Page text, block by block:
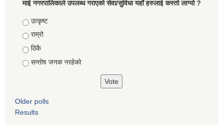
माई नगरपालिकाले उपलब्ध गराएको सेवा/सुविधा यहाँ हरुलाई कस्तो लाग्यो ?
Choices
उत्कृष्ट
राम्रो
ठिकै
सन्तोष जनक नरहेको
Older polls
Results